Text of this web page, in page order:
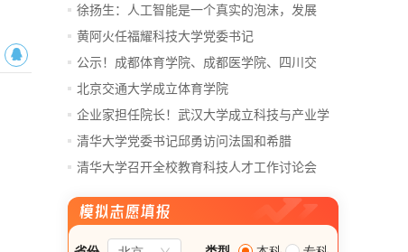
徐扬生：人工智能是一个真实的泡沫，发展
前...
黄阿火任福耀科技大学党委书记
公示！成都体育学院、成都医学院、四川交
通...
北京交通大学成立体育学院
企业家担任院长！武汉大学成立科技与产业学
院
清华大学党委书记邱勇访问法国和希腊
清华大学召开全校教育科技人才工作讨论会